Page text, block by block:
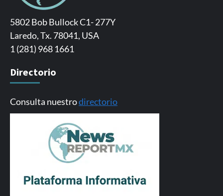
5802 Bob Bullock C1- 277Y
Laredo, Tx. 78041, USA
1 (281) 968 1661
Directorio
Consulta nuestrodirectorio